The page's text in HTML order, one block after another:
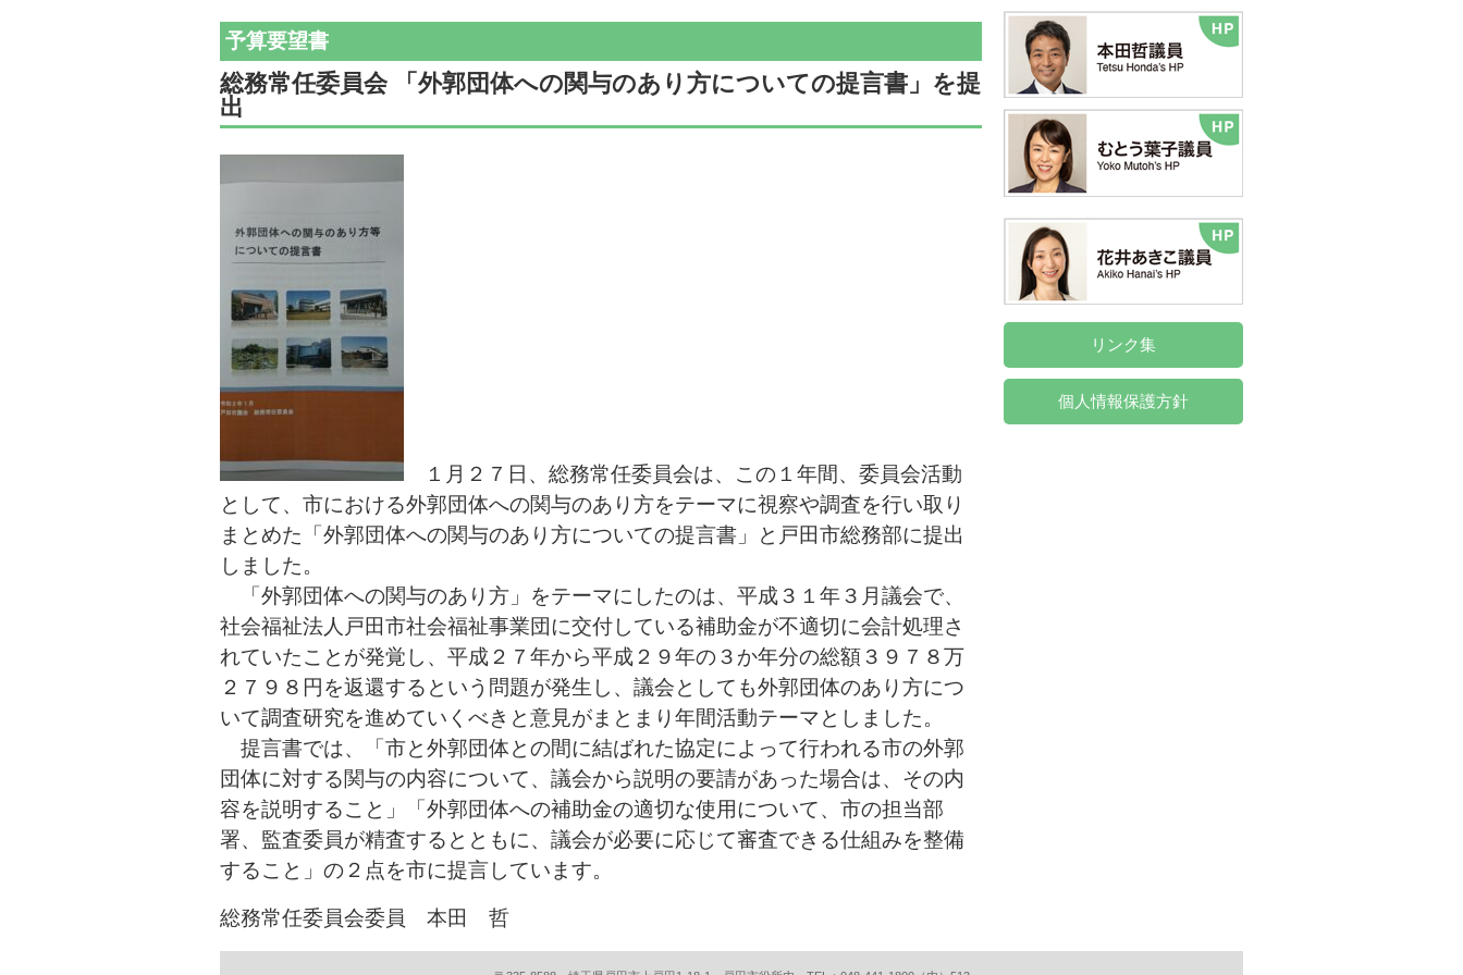
予算要望書
総務常任委員会 「外郭団体への関与のあり方についての提言書」を提
出
１月２７日、総務常任委員会は、この１年間、委員会活動
として、市における外郭団体への関与のあり方をテーマに視察や調査を行い取り
まとめた「外郭団体への関与のあり方についての提言書」と戸田市総務部に提出
しました。
「外郭団体への関与のあり方」をテーマにしたのは、平成３１年３月議会で、
社会福祉法人戸田市社会福祉事業団に交付している補助金が不適切に会計処理さ
れていたことが発覚し、平成２７年から平成２９年の３か年分の総額３９７８万
２７９８円を返還するという問題が発生し、議会としても外郭団体のあり方につ
いて調査研究を進めていくべきと意見がまとまり年間活動テーマとしました。
提言書では、「市と外郭団体との間に結ばれた協定によって行われる市の外郭
団体に対する関与の内容について、議会から説明の要請があった場合は、その内
容を説明すること」「外郭団体への補助金の適切な使用について、市の担当部
署、監査委員が精査するとともに、議会が必要に応じて審査できる仕組みを整備
すること」の２点を市に提言しています。
総務常任委員会委員 本田 哲
リンク集
個人情報保護方針